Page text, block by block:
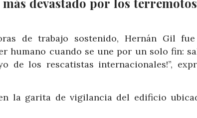
de trabajo sostenido, Hernán Gil
humano cuando se une por un solo fin:
de los rescatistas internacionales!”,
la garita de vigilancia del edificio